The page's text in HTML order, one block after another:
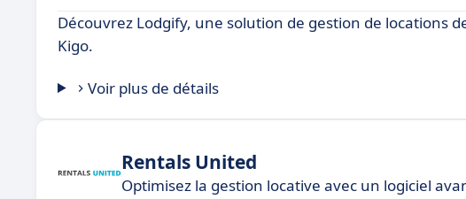
Découvrez Lodgify, une solution de gestion de locations
Kigo.
Voir plus de détails
Rentals United
Optimisez la gestion locative avec un logiciel